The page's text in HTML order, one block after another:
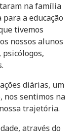
na família
a educação
tivemos
nossos alunos
psicólogos,
diárias, um
nos sentimos na
trajetória.
através do